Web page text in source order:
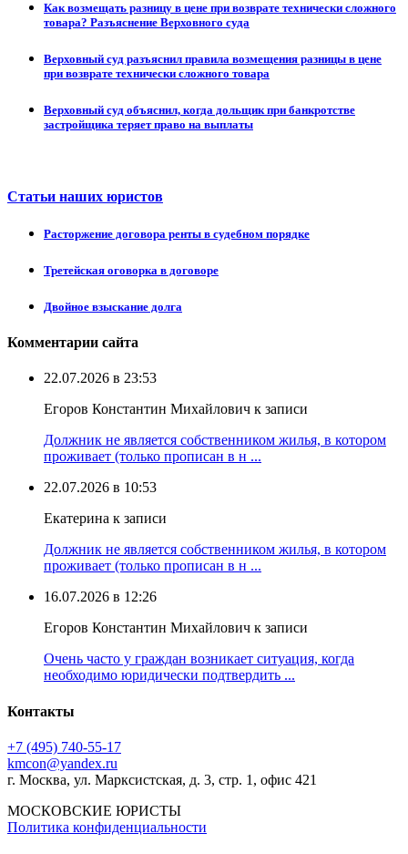
Как возмещать разницу в цене при возврате технически сложного
товара? Разъяснение Верховного суда
Верховный суд разъяснил правила возмещения разницы в цене
при возврате технически сложного товара
Верховный суд объяснил, когда дольщик при банкротстве
застройщика теряет право на выплаты
Статьи наших юристов
Расторжение договора ренты в судебном порядке
Третейская оговорка в договоре
Двойное взыскание долга
Комментарии сайта
22.07.2026 в 23:53
Егоров Константин Михайлович к записи
Должник не является собственником жилья, в котором
проживает (только прописан в н ...
22.07.2026 в 10:53
Екатерина к записи
Должник не является собственником жилья, в котором
проживает (только прописан в н ...
16.07.2026 в 12:26
Егоров Константин Михайлович к записи
Очень часто у граждан возникает ситуация, когда
необходимо юридически подтвердить ...
Контакты
+7 (495) 740‑55‑17
kmcon@yandex.ru
г. Москва, ул. Марксистская, д. 3, стр. 1, офис 421
МОСКОВСКИЕ ЮРИСТЫ
Политика конфиденциальности